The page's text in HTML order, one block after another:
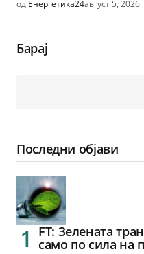
од Енергетика24август 5, 2026
Барај
Последни објави
FT: Зелената
само по сила на